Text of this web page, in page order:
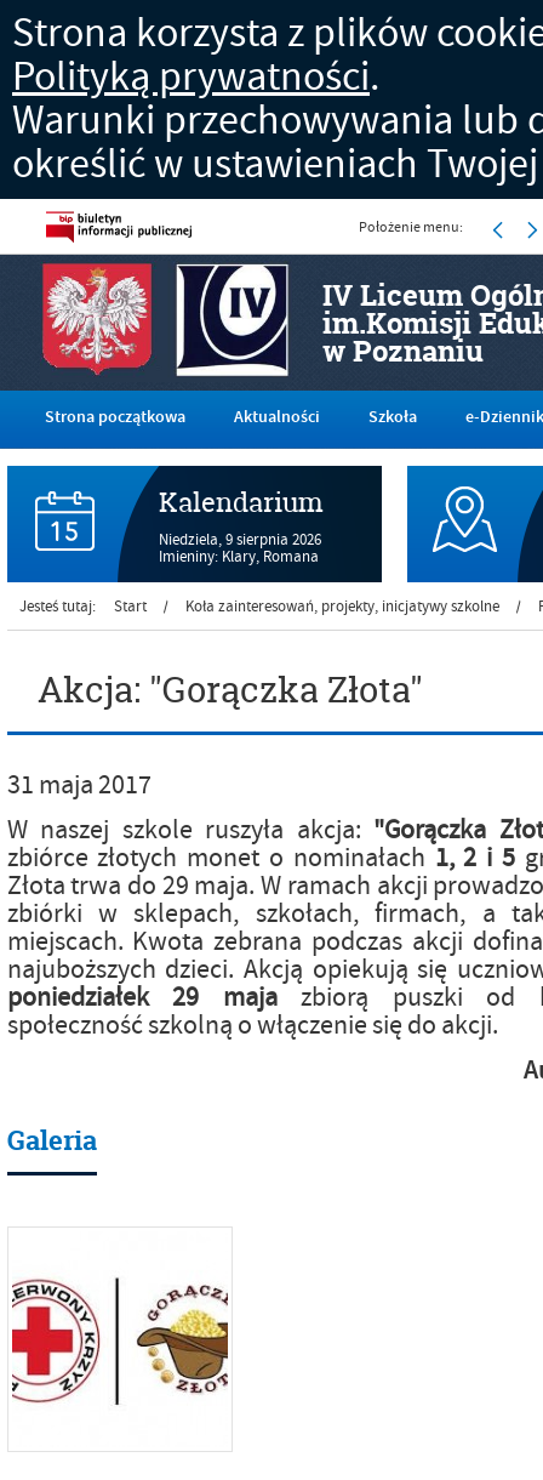
Strona korzysta z plików
Polityką prywatności.
Warunki przechowywania lub
określić w ustawieniach
IV Liceum
im.Komisji
w Poznaniu
Położenie menu:
Strona początkowa Aktualności Szkoła e-Dziennik
Kalendarium
Niedziela,9 sierpnia 2026
Imieniny: Klary, Romana
Jesteś tutaj: Start / Koła zainteresowań, projekty, inicjatywy szkolne /
Akcja: "Gorączka Złota"
31 maja2017
W naszej szkole ruszyła akcja: "Gorączka
zbiórce złotych monet o nominałach 1, 2 i 5
Złota trwa do 29 maja. W ramach akcji
zbiórki w sklepach, szkołach, firmach, a
miejscach. Kwota zebrana podczas akcji
najuboższych dzieci. Akcją opiekują się
poniedziałek 29 majazbiorą puszki od
społecznośćszkolną o włączenie się do akcji.
Galeria